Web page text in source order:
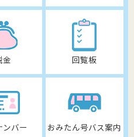
金 回覧板
ンバー おみたん号バス案内